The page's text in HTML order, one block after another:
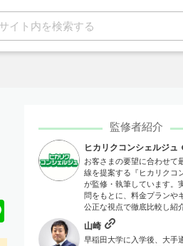
監修者紹介
ヒカリクコンシェルジュ
お客さまの要望に合わせて
線を提案する『ヒカリクコ
が監修・執筆しています。
問をもとに、料金プランや
公正な視点で徹底比較し紹
山崎
早稲田大学に入学後、大手